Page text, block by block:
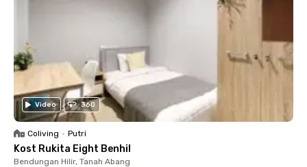
Video 360
Coliving • Putri
Kost Rukita Eight Benhil
Bendungan Hilir, Tanah Abang